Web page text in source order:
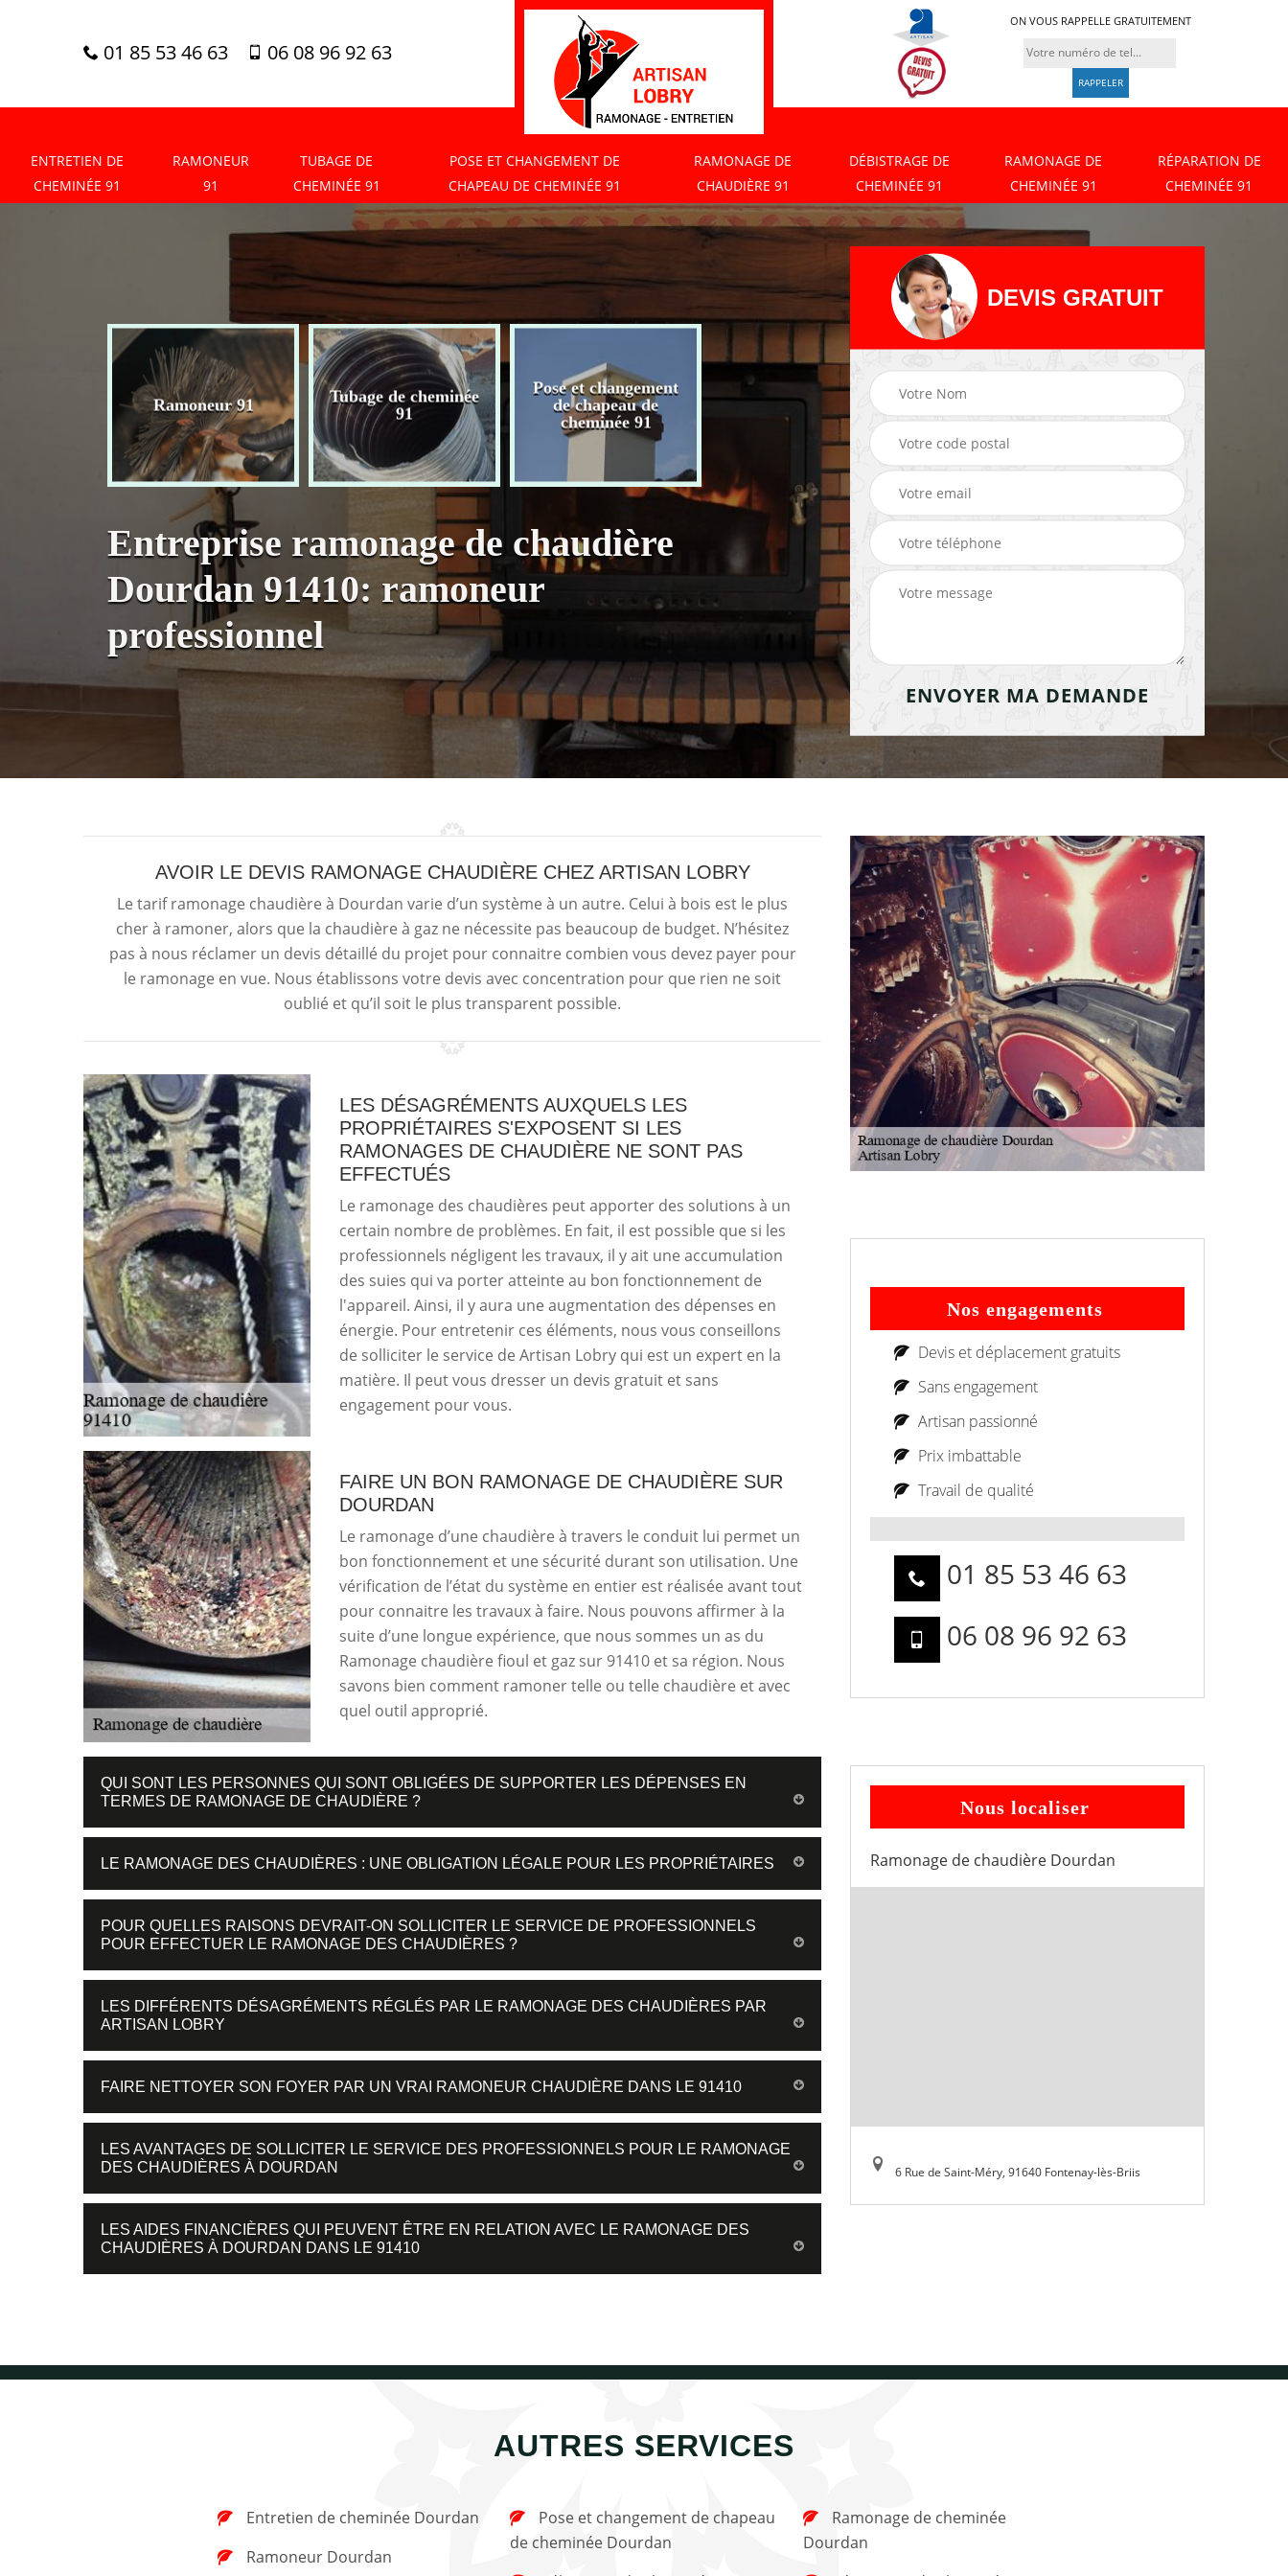
01 85 53 46 63 06 08 96 92 63
ON VOUS RAPPELLE GRATUITEMENT
ENTRETIEN DE
CHEMINÉE 91
RAMONEUR
91
TUBAGE DE
CHEMINÉE 91
POSE ET CHANGEMENT DE
CHAPEAU DE CHEMINÉE 91
RAMONAGE DE
CHAUDIÈRE 91
DÉBISTRAGE DE
CHEMINÉE 91
RAMONAGE DE
CHEMINÉE 91
RÉPARATION DE
CHEMINÉE 91
Ramoneur 91
Tubage de cheminée
91
Pose et changement
de chapeau de
cheminée 91
Ramonage de
chaudière 91
Débistrage de
cheminée 91
Ramonage de
cheminée 91
Entreprise ramonage de chaudière
Dourdan 91410: ramoneur
professionnel
DEVIS GRATUIT
AVOIR LE DEVIS RAMONAGE CHAUDIÈRE CHEZ ARTISAN LOBRY
Le tarif ramonage chaudière à Dourdan varie d’un système à un autre. Celui à bois est le plus
cher à ramoner, alors que la chaudière à gaz ne nécessite pas beaucoup de budget. N’hésitez
pas à nous réclamer un devis détaillé du projet pour connaitre combien vous devez payer pour
le ramonage en vue. Nous établissons votre devis avec concentration pour que rien ne soit
oublié et qu’il soit le plus transparent possible.
LES DÉSAGRÉMENTS AUXQUELS LES
PROPRIÉTAIRES S'EXPOSENT SI LES
RAMONAGES DE CHAUDIÈRE NE SONT PAS
EFFECTUÉS
Le ramonage des chaudières peut apporter des solutions à un
certain nombre de problèmes. En fait, il est possible que si les
professionnels négligent les travaux, il y ait une accumulation
des suies qui va porter atteinte au bon fonctionnement de
l'appareil. Ainsi, il y aura une augmentation des dépenses en
énergie. Pour entretenir ces éléments, nous vous conseillons
de solliciter le service de Artisan Lobry qui est un expert en la
matière. Il peut vous dresser un devis gratuit et sans
engagement pour vous.
FAIRE UN BON RAMONAGE DE CHAUDIÈRE SUR
DOURDAN
Le ramonage d’une chaudière à travers le conduit lui permet un
bon fonctionnement et une sécurité durant son utilisation. Une
vérification de l’état du système en entier est réalisée avant tout
pour connaitre les travaux à faire. Nous pouvons affirmer à la
suite d’une longue expérience, que nous sommes un as du
Ramonage chaudière fioul et gaz sur 91410 et sa région. Nous
savons bien comment ramoner telle ou telle chaudière et avec
quel outil approprié.
QUI SONT LES PERSONNES QUI SONT OBLIGÉES DE SUPPORTER LES DÉPENSES EN
TERMES DE RAMONAGE DE CHAUDIÈRE ?
LE RAMONAGE DES CHAUDIÈRES : UNE OBLIGATION LÉGALE POUR LES PROPRIÉTAIRES
POUR QUELLES RAISONS DEVRAIT-ON SOLLICITER LE SERVICE DE PROFESSIONNELS
POUR EFFECTUER LE RAMONAGE DES CHAUDIÈRES ?
LES DIFFÉRENTS DÉSAGRÉMENTS RÉGLÉS PAR LE RAMONAGE DES CHAUDIÈRES PAR
ARTISAN LOBRY
FAIRE NETTOYER SON FOYER PAR UN VRAI RAMONEUR CHAUDIÈRE DANS LE 91410
LES AVANTAGES DE SOLLICITER LE SERVICE DES PROFESSIONNELS POUR LE RAMONAGE
DES CHAUDIÈRES À DOURDAN
LES AIDES FINANCIÈRES QUI PEUVENT ÊTRE EN RELATION AVEC LE RAMONAGE DES
CHAUDIÈRES À DOURDAN DANS LE 91410
Nos engagements
Devis et déplacement gratuits
Sans engagement
Artisan passionné
Prix imbattable
Travail de qualité
01 85 53 46 63
06 08 96 92 63
Nous localiser
Ramonage de chaudière Dourdan
6 Rue de Saint-Méry, 91640 Fontenay-lès-Briis
AUTRES SERVICES
Entretien de cheminée Dourdan
Ramoneur Dourdan
de cheminée Dourdan
Dourdan